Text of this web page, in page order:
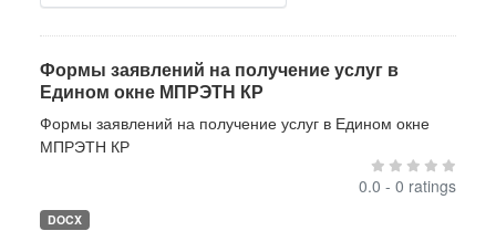
Формы заявлений на получение услуг в
Едином окне МПРЭТН КР
Формы заявлений на получение услуг в Едином окне
МПРЭТН КР
0.0 - 0 ratings
DOCX